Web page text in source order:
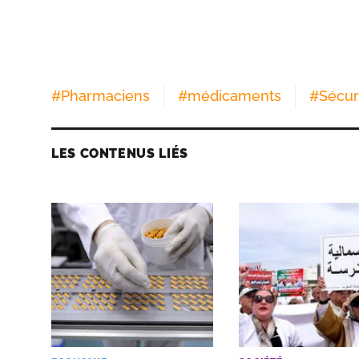
#Pharmaciens #médicaments #
LES CONTENUS LIÉS